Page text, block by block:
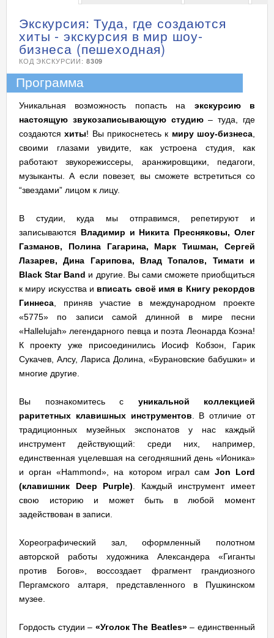
Экскурсия: Туда, где создаются
хиты - экскурсия в мир шоу-
бизнеса (пешеходная)
КОД ЭКСКУРСИИ: 8309
Программа
Уникальная возможность попасть на экскурсию в
настоящую звукозаписывающую студию– туда, где
создаютсяхиты! Вы прикоснетесь к миру шоу-бизнеса
своими глазами увидите, как устроена студия, как
работают звукорежиссеры, аранжировщики, педагоги,
музыканты. А если повезет, вы сможете встретиться со
“звездами” лицом к лицу.
В студии, куда мы отправимся, репетируют и
записываются Владимир и Никита Пресняковы, Олег
Газманов, Полина Гагарина, Марк Тишман, Сергей
Лазарев, Дина Гарипова, Влад Топалов, Тимати и
Black Star Band и другие. Вы сами сможете приобщиться
к миру искусства и вписать своё имя в Книгу рекордов
Гиннеса , приняв участие в международном проекте
«5775» по записи самой длинной в мире песни
«Hallelujah» легендарного певца и поэта Леонарда Коэна!
К проекту уже присоединились Иосиф Кобзон, Гарик
Сукачев, Алсу, Лариса Долина, «Бурановские бабушки» и
многие другие.
Вы познакомитесь с уникальной коллекцией
раритетных клавишных инструментов . В отличие от
традиционных музейных экспонатов у нас каждый
инструмент действующий: среди них, например,
единственная уцелевшая на сегодняшний день «Ионика»
и орган «Hammond», на котором играл сам Jon Lord
(клавишник Deep Purple) . Каждый инструмент имеет
свою историю и может быть в любой момент
задействован в записи.
Хореографический зал, оформленный полотном
авторской работы художника Александера «Гиганты
против Богов», воссоздает фрагмент грандиозного
Пергамского алтаря, представленного в Пушкинском
музее.
Гордость студии – «Уголок The Beatles»– единственный